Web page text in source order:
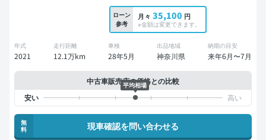
ローン
参考
月々 35,100 円
※金額は変更できます。
年式
2021
走行距離
12.1万km
車検
28年5月
出品地域
神奈川県
納期の目安
来年6月〜7月
中古車販売店の価格との比較
平均相場
無
料
現車確認を問い合わせる